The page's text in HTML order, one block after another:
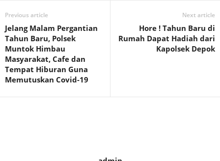
Previous article
Jelang Malam Pergantian
Tahun Baru, Polsek
Muntok Himbau
Masyarakat, Cafe dan
Tempat Hiburan Guna
Memutuskan Covid-19
Next article
Hore ! Tahun Baru di
Rumah Dapat Hadiah dari
Kapolsek Depok